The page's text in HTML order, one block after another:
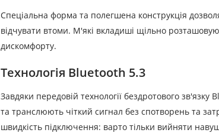
Спеціальна форма та полегшена конструкція
відчувати втоми. М'які вкладиші щільно
дискомфорту.
Технологія Bluetooth 5.3
Завдяки передовій технології бездротового
та транслюють чіткий сигнал без спотворень та
швидкість підключення: варто тільки вийняти